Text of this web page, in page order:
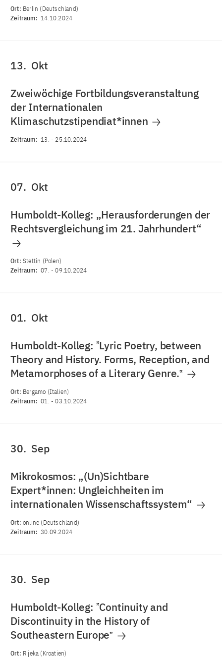
Ort: Berlin (Deutschland)
Zeitraum: 14.10.2024
13. Okt
Zweiwöchige Fortbildungsveranstaltung
der Internationalen
Klimaschutzstipendiat*innen
Zeitraum: 13. - 25.10.2024
07. Okt
Humboldt-Kolleg: „Herausforderungen der
Rechtsvergleichung im 21. Jahrhundert“
Ort: Stettin (Polen)
Zeitraum: 07. -09.10.2024
01. Okt
Humboldt-Kolleg: ˮLyric Poetry, between
Theory and History. Forms, Reception, and
Metamorphoses of a Literary Genre.‟
Ort: Bergamo (Italien)
Zeitraum: 01. -03.10.2024
30. Sep
Mikrokosmos: „(Un)Sichtbare
Expert*innen: Ungleichheiten im
internationalen Wissenschaftssystem“
Ort: online (Deutschland)
Zeitraum: 30.09.2024
30. Sep
Humboldt-Kolleg: ˮContinuity and
Discontinuity in the History of
Southeastern Europe‟
Ort: Rijeka (Kroatien)